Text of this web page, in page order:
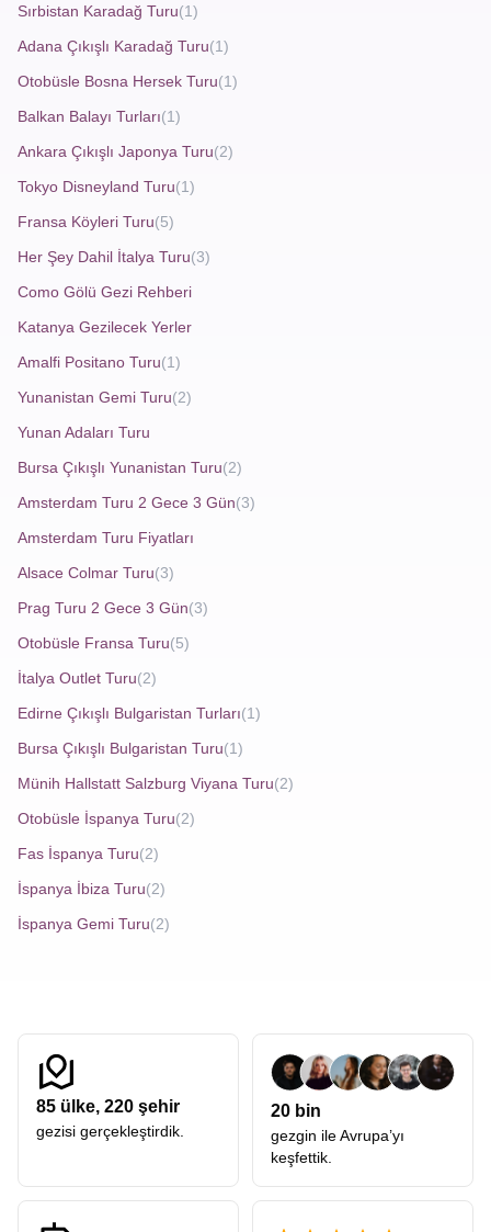
tekneyle kısa bir yolculukla ulaşılabilir ve buradaki kiliseler
ve müzeler bölgenin tarihine ışık tutar.
Perast’tan Kotor’a geçildiğinde, ziyaretçiler Orta Çağ’dan
doğal limanı ve çevresindeki sarp dağlar, bölgeyi doğa
tutkunları için de cazip kılar.
atmosferde tarih araştırmak ve doğal güzelliklerin keyfini
çıkarmak isteyen gezginlere hitap eder.
Bayram tatilinde Kotor’u ziyaret etmek, kalabalıktan uzak,
sakin ortamda dinlenmek ve kültürel bir gezinti yapmak
Adriyatik kıyısında yer alan, Orta Çağ’dan kalma surlarla
çevrili bir liman şehridir.
Bayram boyunca şehirde düzenlenen yerel etkinlikler,
gelebilir. Eski şehirde dolaşırken tarihî kiliseler, müzeler ve
taş evler dikkat çeker. Kotor’un çevresinde doğa yürüyüşü
yapmak ve Kotor Koyu’nun panoramik manzaralarını
kurduğunuz geziye hemen katılabilirsiniz.
Sırbistan Karadağ Turu(1)
Adana Çıkışlı Karadağ Turu(1)
Otobüsle Bosna Hersek Turu(1)
Balkan Balayı Turları(1)
Ankara Çıkışlı Japonya Turu(2)
Tokyo Disneyland Turu(1)
Fransa Köyleri Turu(5)
Her Şey Dahil İtalya Turu(3)
Como Gölü Gezi Rehberi
Katanya Gezilecek Yerler
Amalfi Positano Turu(1)
Yunanistan Gemi Turu(2)
Yunan Adaları Turu
Bursa Çıkışlı Yunanistan Turu(2)
Amsterdam Turu 2 Gece 3 Gün(3)
Amsterdam Turu Fiyatları
Alsace Colmar Turu(3)
Prag Turu 2 Gece 3 Gün(3)
Otobüsle Fransa Turu(5)
İtalya Outlet Turu(2)
Edirne Çıkışlı Bulgaristan Turları(1)
Bursa Çıkışlı Bulgaristan Turu(1)
Münih Hallstatt Salzburg Viyana Turu(2)
Otobüsle İspanya Turu(2)
Fas İspanya Turu(2)
İspanya İbiza Turu(2)
İspanya Gemi Turu(2)
85 ülke, 220 şehir
gezisi gerçekleştirdik.
20 bin
gezgin ile Avrupa’yı
keşfettik.